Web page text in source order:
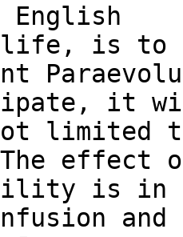
English
is to
it
limited
effect
is in